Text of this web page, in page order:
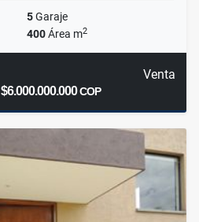
5Garaje
400Área m2
Venta
$6.000.000.000COP